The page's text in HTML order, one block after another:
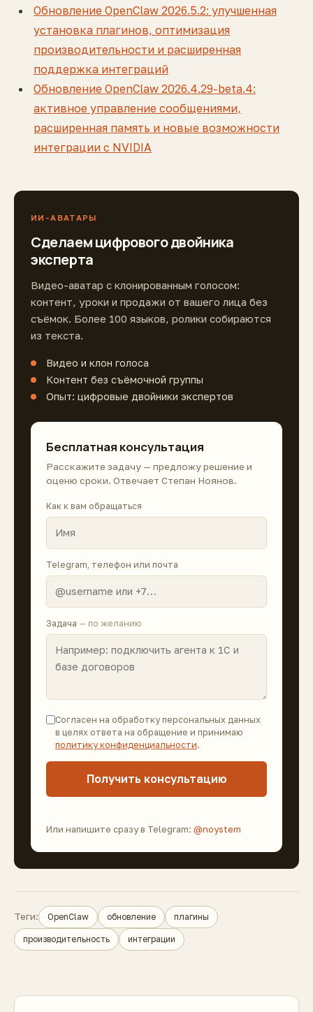
Обновление OpenClaw 2026.5.2: улучшенная
установка плагинов, оптимизация
производительности и расширенная
поддержка интеграций
Обновление OpenClaw 2026.4.29-beta.4:
активное управление сообщениями,
расширенная память и новые возможности
интеграции с NVIDIA
ИИ-АВАТАРЫ
Сделаем цифрового двойника
эксперта
Видео-аватар с клонированным голосом:
контент, уроки и продажи от вашего лица без
съёмок. Более 100 языков, ролики собираются
из текста.
Видео и клон голоса
Контент без съёмочной группы
Опыт: цифровые двойники экспертов
Бесплатная консультация
Расскажите задачу — предложу решение и
оценю сроки. Отвечает Степан Ноянов.
Как к вам обращаться
Telegram, телефон или почта
Задача — по желанию
Согласен на обработку персональных данных
в целях ответа на обращение и принимаю
политику конфиденциальности.
Получить консультацию
Или напишите сразу в Telegram: @noystem
Теги: OpenClaw обновление плагины
производительность интеграции